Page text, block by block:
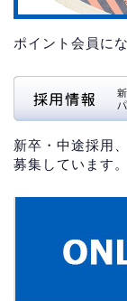
ポイント会員に
新卒・中途採用
募集しています。